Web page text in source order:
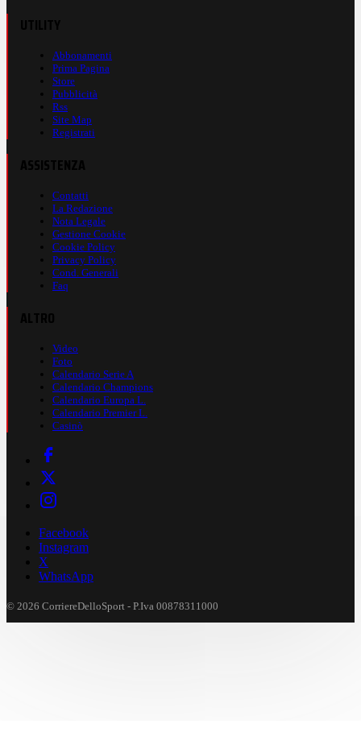
Abbonamenti
Prima Pagina
Store
Pubblicità
Rss
Site Map
Registrati
Contatti
La Redazione
Nota Legale
Gestione Cookie
Cookie Policy
Privacy Policy
Cond. Generali
Faq
Video
Foto
Calendario Serie A
Calendario Champions
Calendario Europa L.
Calendario Premier L.
Casinò
Facebook
Instagram
X
WhatsApp
© 2026 CorriereDelloSport - P.Iva 00878311000